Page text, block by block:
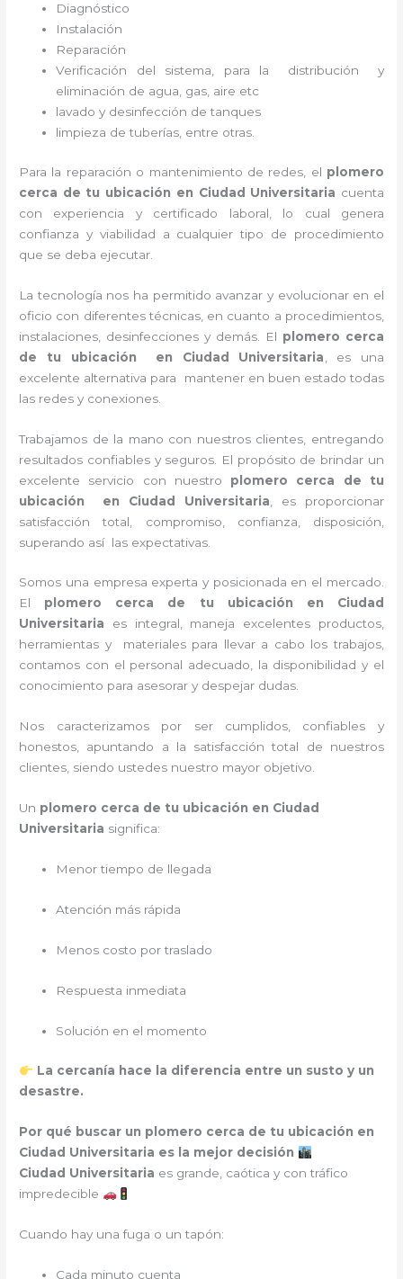
Diagnóstico
Instalación
Reparación
Verificación del sistema, para la distribución y
eliminación de agua, gas, aire etc
lavado y desinfección de tanques
limpieza de tuberías, entre otras.
Para la reparación o mantenimiento de redes, el plomero
cerca de tu ubicación en Ciudad Universitaria cuenta
con experiencia y certificado laboral, lo cual genera
confianza y viabilidad a cualquier tipo de procedimiento
que se deba ejecutar.
La tecnología nos ha permitido avanzar y evolucionar en el
oficio con diferentes técnicas, en cuanto a procedimientos,
instalaciones, desinfecciones y demás. El plomero cerca
de tu ubicación en Ciudad Universitaria , es una
excelente alternativa para mantener en buen estado todas
las redes y conexiones.
Trabajamos de la mano con nuestros clientes, entregando
resultados confiables y seguros. El propósito de brindar un
excelente servicio con nuestro plomero cerca de tu
ubicación en Ciudad Universitaria , es proporcionar
satisfacción total, compromiso, confianza, disposición,
superando así las expectativas.
Somos una empresa experta y posicionada en el mercado.
El plomero cerca de tu ubicación en Ciudad
Universitaria
es integral, maneja excelentes productos,
herramientas y materiales para llevar a cabo los trabajos,
contamos con el personal adecuado, la disponibilidad y el
conocimiento para asesorar y despejar dudas.
Nos caracterizamos por ser cumplidos, confiables y
honestos, apuntando a la satisfacción total de nuestros
clientes, siendo ustedes nuestro mayor objetivo.
Un plomero cerca de tu ubicación en Ciudad
Universitaria significa:
Menor tiempo de llegada
Atención más rápida
Menos costo por traslado
Respuesta inmediata
Solución en el momento
La cercanía hace la diferencia entre un susto y un
desastre.
Por qué buscar un plomero cerca de tu ubicación en
Ciudad Universitaria es la mejor decisión
Ciudad Universitaria es grande, caótica y con tráfico
impredecible
Cuando hay una fuga o un tapón:
Cada minuto cuenta